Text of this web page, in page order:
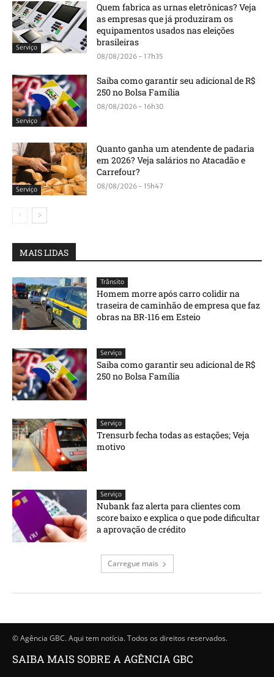
Serviço
Quem fabrica as urnas eletrônicas? Veja
as empresas que já produziram os
equipamentos usados nas eleições
brasileiras
08/08/2026 - 17h35
Serviço
Saiba como garantir seu adicional de R$
250 no Bolsa Família
08/08/2026 - 16h30
Serviço
Quanto ganha um atendente de padaria
em 2026? Veja salários no Atacadão e
Carrefour?
08/08/2026 - 15h47
MAIS LIDAS
Trânsito
Homem morre após carro colidir na
traseira de caminhão de empresa que faz
obras na BR-116 em Esteio
Serviço
Saiba como garantir seu adicional de R$
250 no Bolsa Família
Serviço
Trensurb fecha todas as estações; Veja
motivo
Serviço
Nubank faz alerta para clientes com
score baixo e explica o que pode dificultar
a aprovação de crédito
Carregue mais
© Agência GBC. Aqui tem notícia. Todos os direitos reservados.
SAIBA MAIS SOBRE A AGÊNCIA GBC